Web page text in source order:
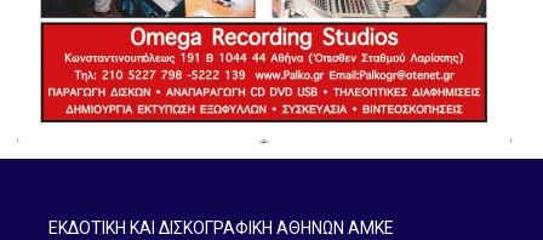
ΕΚΔΟΤΙΚΗ ΚΑΙ ΔΙΣΚΟΓΡΑΦΙΚΗ ΑΘΗΝΩΝ ΑΜΚΕ